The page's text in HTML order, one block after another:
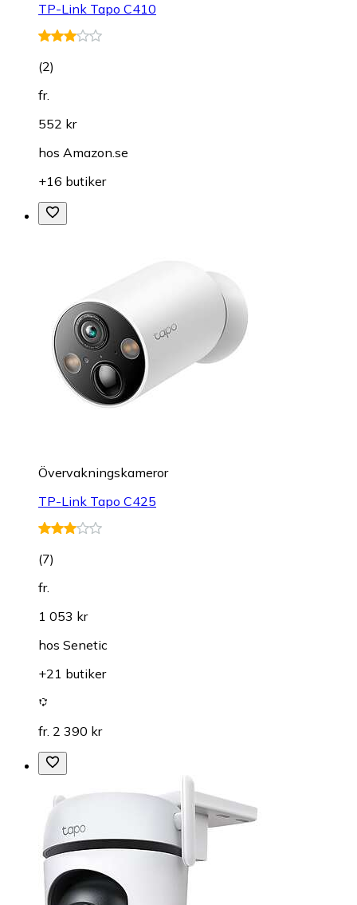
TP-Link Tapo C410
(2)
fr.
552 kr
hos Amazon.se
+16 butiker
Övervakningskameror
TP-Link Tapo C425
(7)
fr.
1 053 kr
hos Senetic
+21 butiker
fr. 2 390 kr